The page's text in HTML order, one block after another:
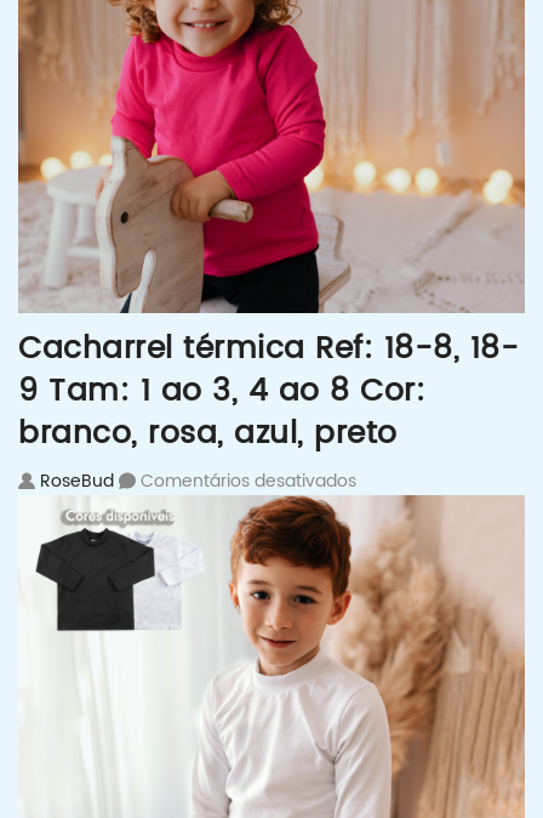
Cacharrel térmica Ref: 18-8, 18-
9 Tam: 1 ao 3, 4 ao 8 Cor:
branco, rosa, azul, preto
RoseBud Comentários desativadosem Cacharrel térmica